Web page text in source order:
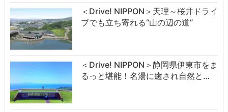
＜Drive! NIPPON＞天理～桜井ドライ
ブでも立ち寄れる“山の辺の道”
＜Drive! NIPPON＞静岡県伊東市をま
るっと堪能！名湯に癒され自然と…